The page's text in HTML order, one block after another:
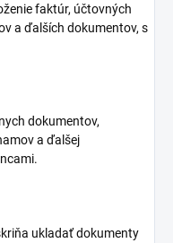
faktúr, účtovných
a ďalších dokumentov, s
dokumentov,
a ďalšej
ukladať dokumenty